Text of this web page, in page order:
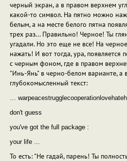
черный экран, а в правом верхнем
какой-то символ. На пятно можно
белым, а на месте белого пятна
трех раз... Правильно! Черное! Ты
угадали. Но это еще не все! На
нажать! И вот тогда, ура, появляется
с черным фоном, где в правом
"Инь-Янь" в черно-белом варианте, а
глубокомысленный текст:
…
don't guess
you've got the full package :
your life ...
То есть: "Не гадай, парень! Ты